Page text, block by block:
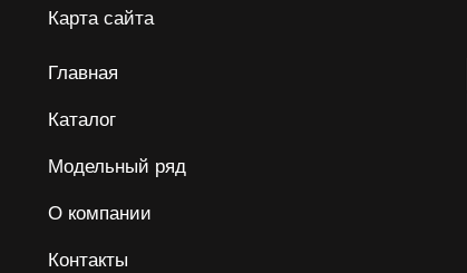
Карта сайта
Главная
Каталог
Модельный ряд
О компании
Контакты